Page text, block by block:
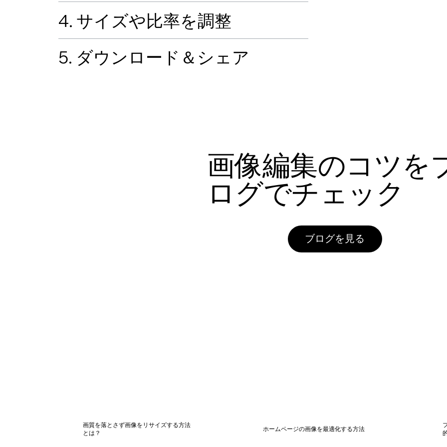
4. サイズや比率を調整
5. ダウンロード＆シェア
画像編集のコツを
ログでチェック
ブログを見る
画質を落とさず画像をリサイズする方法
とは？
ホームページの画像を最適化する方法